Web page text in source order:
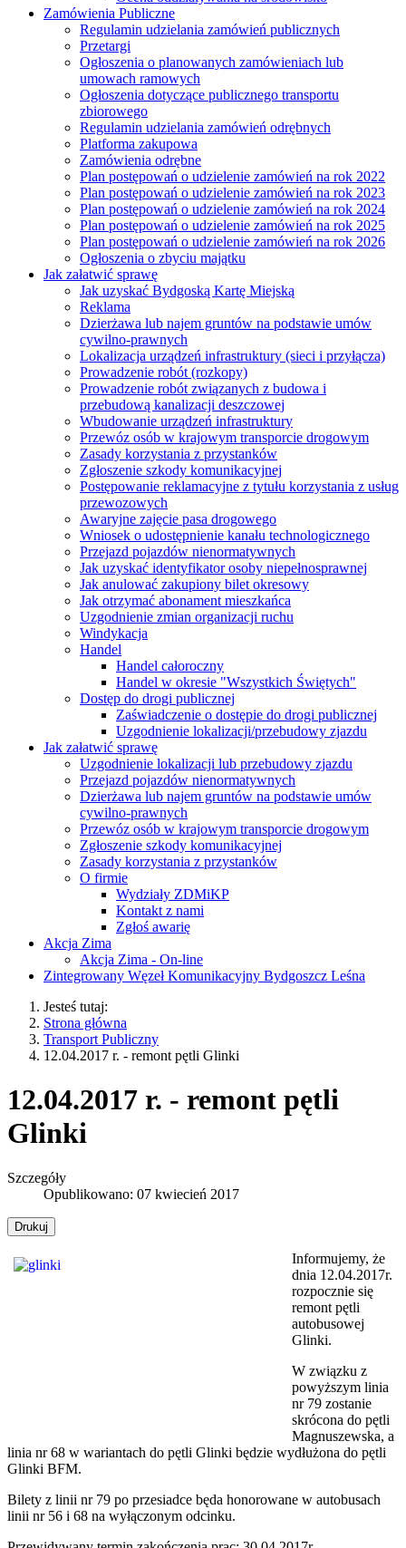
Zamówienia Publiczne
Regulamin udzielania zamówień publicznych
Przetargi
Ogłoszenia o planowanych zamówieniach lub
umowach ramowych
Ogłoszenia dotyczące publicznego transportu
zbiorowego
Regulamin udzielania zamówień odrębnych
Platforma zakupowa
Zamówienia odrębne
Plan postępowań o udzielenie zamówień na rok 2022
Plan postępowań o udzielenie zamówień na rok 2023
Plan postępowań o udzielenie zamówień na rok 2024
Plan postępowań o udzielenie zamówień na rok 2025
Plan postępowań o udzielenie zamówień na rok 2026
Ogłoszenia o zbyciu majątku
Jak załatwić sprawę
Jak uzyskać Bydgoską Kartę Miejską
Reklama
Dzierżawa lub najem gruntów na podstawie umów
cywilno-prawnych
Lokalizacja urządzeń infrastruktury (sieci i przyłącza)
Prowadzenie robót (rozkopy)
Prowadzenie robót związanych z budowa i
przebudową kanalizacji deszczowej
Wbudowanie urządzeń infrastruktury
Przewóz osób w krajowym transporcie drogowym
Zasady korzystania z przystanków
Zgłoszenie szkody komunikacyjnej
Postępowanie reklamacyjne z tytułu korzystania z usług
przewozowych
Awaryjne zajęcie pasa drogowego
Wniosek o udostępnienie kanału technologicznego
Przejazd pojazdów nienormatywnych
Jak uzyskać identyfikator osoby niepełnosprawnej
Jak anulować zakupiony bilet okresowy
Jak otrzymać abonament mieszkańca
Uzgodnienie zmian organizacji ruchu
Windykacja
Handel
Handel całoroczny
Handel w okresie "Wszystkich Świętych"
Dostęp do drogi publicznej
Zaświadczenie o dostępie do drogi publicznej
Uzgodnienie lokalizacji/przebudowy zjazdu
Jak załatwić sprawę
Uzgodnienie lokalizacji lub przebudowy zjazdu
Przejazd pojazdów nienormatywnych
Dzierżawa lub najem gruntów na podstawie umów
cywilno-prawnych
Przewóz osób w krajowym transporcie drogowym
Zgłoszenie szkody komunikacyjnej
Zasady korzystania z przystanków
O firmie
Wydziały ZDMiKP
Kontakt z nami
Zgłoś awarię
Akcja Zima
Akcja Zima - On-line
Zintegrowany Węzeł Komunikacyjny Bydgoszcz Leśna
Jesteś tutaj:
Strona główna
Transport Publiczny
12.04.2017 r. - remont pętli Glinki
12.04.2017 r. - remont pętli
Glinki
Szczegóły
Opublikowano: 07 kwiecień 2017
Drukuj
Informujemy, że
dnia 12.04.2017r.
rozpocznie się
remont pętli
autobusowej
Glinki.
W związku z
powyższym linia
nr 79 zostanie
skrócona do pętli
Magnuszewska, a
linia nr 68 w wariantach do pętli Glinki będzie wydłużona do pętli
Glinki BFM.
Bilety z linii nr 79 po przesiadce będa honorowane w autobusach
linii nr 56 i 68 na wyłączonym odcinku.